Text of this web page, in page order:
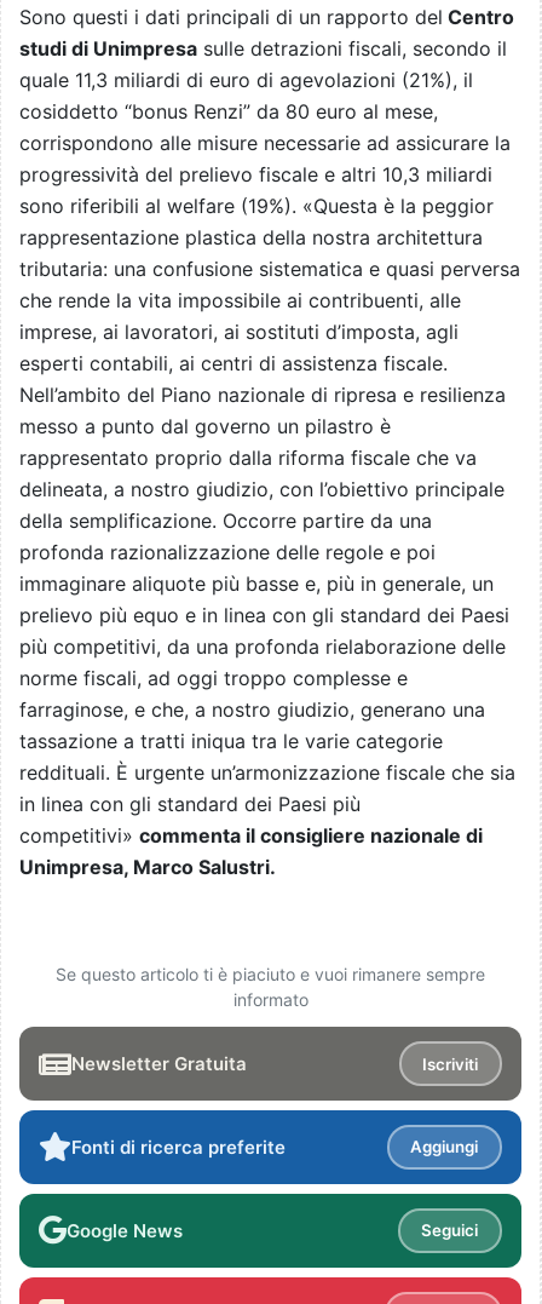
Sono questi i dati principali di un rapporto del Centro
studi di Unimpresa sulle detrazioni fiscali, secondo il
quale 11,3 miliardi di euro di agevolazioni (21%), il
cosiddetto “bonus Renzi” da 80 euro al mese,
corrispondono alle misure necessarie ad assicurare la
progressività del prelievo fiscale e altri 10,3 miliardi
sono riferibili al welfare (19%). «Questa è la peggior
rappresentazione plastica della nostra architettura
tributaria: una confusione sistematica e quasi perversa
che rende la vita impossibile ai contribuenti, alle
imprese, ai lavoratori, ai sostituti d’imposta, agli
esperti contabili, ai centri di assistenza fiscale.
Nell’ambito del Piano nazionale di ripresa e resilienza
messo a punto dal governo un pilastro è
rappresentato proprio dalla riforma fiscale che va
delineata, a nostro giudizio, con l’obiettivo principale
della semplificazione. Occorre partire da una
profonda razionalizzazione delle regole e poi
immaginare aliquote più basse e, più in generale, un
prelievo più equo e in linea con gli standard dei Paesi
più competitivi, da una profonda rielaborazione delle
norme fiscali, ad oggi troppo complesse e
farraginose, e che, a nostro giudizio, generano una
tassazione a tratti iniqua tra le varie categorie
reddituali. È urgente un’armonizzazione fiscale che sia
in linea con gli standard dei Paesi più
competitivi» commenta il consigliere nazionale di
Unimpresa, Marco Salustri.
Se questo articolo ti è piaciuto e vuoi rimanere sempre
informato
Newsletter Gratuita Iscriviti
Fonti di ricerca preferite Aggiungi
Google News Seguici